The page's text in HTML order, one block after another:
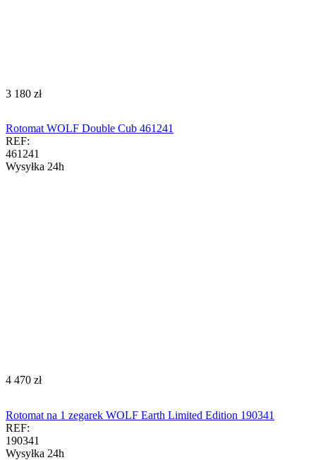
‍3 180‍ zł
Rotomat WOLF Double Cub 461241
REF:
461241
Wysyłka 24h
‍4 470‍ zł
Rotomat na 1 zegarek WOLF Earth Limited Edition 190341
REF:
190341
Wysyłka 24h